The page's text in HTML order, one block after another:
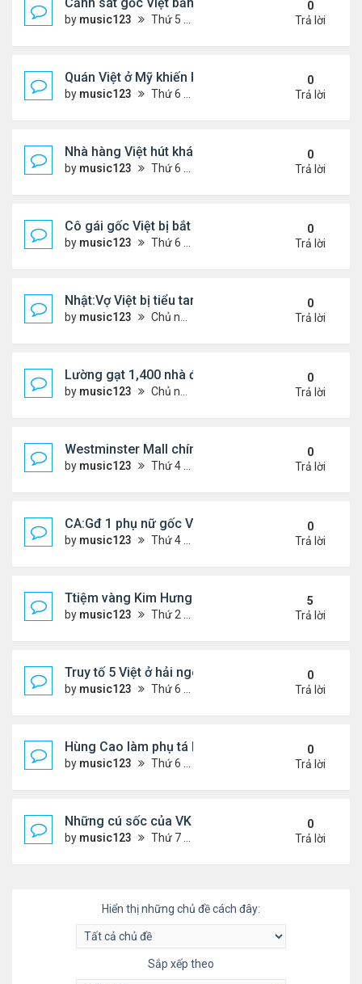
by music123 Thứ 5 Tháng 11 13, 2025 2:21 pm
0
Trả lời
Quán Việt ở Mỹ khiến khách đặt hàng trước cả
by music123 Thứ 6 Tháng 11 07, 2025 7:42 pm
0
Trả lời
Nhà hàng Việt hút khách ở Đức
by music123 Thứ 6 Tháng 11 07, 2025 7:38 pm
0
Trả lời
Cô gái gốc Việt bị bắt sau vụ xả súng ..
by music123 Thứ 6 Tháng 11 07, 2025 7:33 pm
0
Trả lời
Nhật:Vợ Việt bị tiểu tam sát hại thê thảm
by music123 Chủ nhật Tháng 11 02, 2025 6:36 pm
0
Trả lời
Lường gạt 1,400 nhà đầu tư, 2 ông bà gốc Việt ở
by music123 Chủ nhật Tháng 11 02, 2025 6:27 pm
0
Trả lời
Westminster Mall chính thức đóng cửa
by music123 Thứ 4 Tháng 10 22, 2025 6:55 pm
0
Trả lời
CA:Gđ 1 phụ nữ gốc Việt tử vong tại nhà riêng
by music123 Thứ 4 Tháng 10 22, 2025 5:05 pm
0
Trả lời
Ttiệm vàng Kim Hưng phẫn uất sau vụ cướp
by music123 Thứ 2 Tháng 9 08, 2025 11:54 am
5
Trả lời
Truy tố 5 Việt ở hải ngoại chống chính quyền nhân
by music123 Thứ 6 Tháng 10 03, 2025 6:23 pm
0
Trả lời
Hùng Cao làm phụ tá bộ trưởngHải Quân
by music123 Thứ 6 Tháng 10 03, 2025 6:01 pm
0
Trả lời
Những cú sốc của VK về nước làm việc
by music123 Thứ 7 Tháng 9 27, 2025 2:29 pm
0
Trả lời
Hiển thị những chủ đề cách đây:
Sắp xếp theo